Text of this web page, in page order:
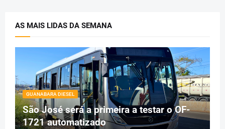
AS MAIS LIDAS DA SEMANA
GUANABARA DIESEL
São José será a primeira a testar o OF-
1721 automatizado